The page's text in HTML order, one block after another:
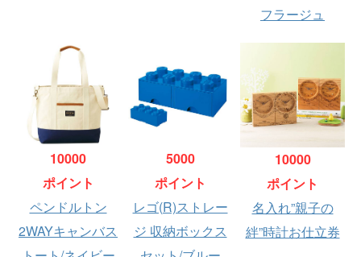
フラージュ
10000
ポイント
ペンドルトン
2WAYキャンバス
5000
ポイント
レゴ(R)ストレー
ジ 収納ボックス
10000
ポイント
名入れ”親子の
絆”時計お仕立券